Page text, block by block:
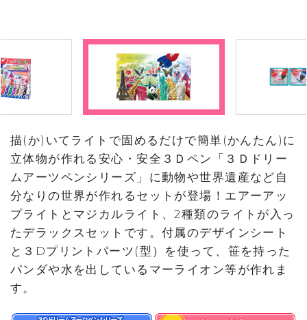
描(か)いてライトで固めるだけで簡単(かんたん)に
立体物が作れる安心・安全３Ｄペン「３Ｄドリー
ムアーツペンシリーズ」に動物や世界遺産など自
分なりの世界が作れるセットが登場！エアーアッ
プライトとマジカルライト、2種類のライトが入っ
たデラックスセットです。付属のデザインシート
と３Dプリントパーツ(型）を使って、笹を持った
パンダや水を出しているマーライオン等が作れま
す。